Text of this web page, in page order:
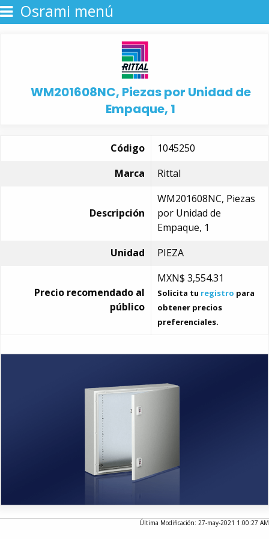
Osrami menú
WM201608NC, Piezas por Unidad de
Empaque, 1
Código
1045250
Marca
Rittal
Descripción
WM201608NC, Piezas
por Unidad de
Empaque, 1
Unidad
PIEZA
Precio recomendado al
público
MXN$ 3,554.31
Solicita tu registro para
obtener precios
preferenciales.
Última Modificación: 27-may-2021 1:00:27 AM